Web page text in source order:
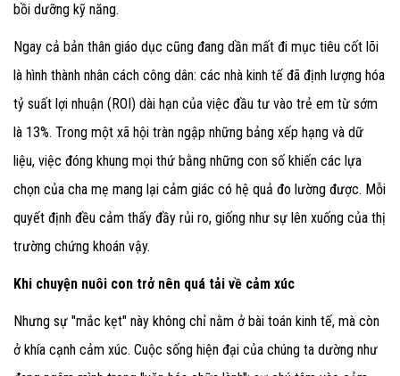
bồi dưỡng kỹ năng.
Ngay cả bản thân giáo dục cũng đang dần mất đi mục tiêu cốt lõi
là hình thành nhân cách công dân: các nhà kinh tế đã định lượng hóa
tỷ suất lợi nhuận (ROI) dài hạn của việc đầu tư vào trẻ em từ sớm
là 13%. Trong một xã hội tràn ngập những bảng xếp hạng và dữ
liệu, việc đóng khung mọi thứ bằng những con số khiến các lựa
chọn của cha mẹ mang lại cảm giác có hệ quả đo lường được. Mỗi
quyết định đều cảm thấy đầy rủi ro, giống như sự lên xuống của thị
trường chứng khoán vậy.
Khi chuyện nuôi con trở nên quá tải về cảm xúc
Nhưng sự "mắc kẹt" này không chỉ nằm ở bài toán kinh tế, mà còn
ở khía cạnh cảm xúc. Cuộc sống hiện đại của chúng ta dường như